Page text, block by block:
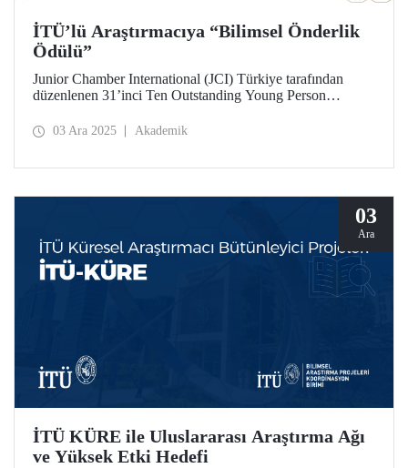
İTÜ’lü Araştırmacıya “Bilimsel Önderlik
Ödülü”
Junior Chamber International (JCI) Türkiye tarafından
düzenlenen 31’inci Ten Outstanding Young Person
gecesi gerçekleştirilen gala töreninde Bilimsel Önderlik
03 Ara 2025 Akademik
03
Ara
İTÜ KÜRE ile Uluslararası Araştırma Ağı
ve Yüksek Etki Hedefi